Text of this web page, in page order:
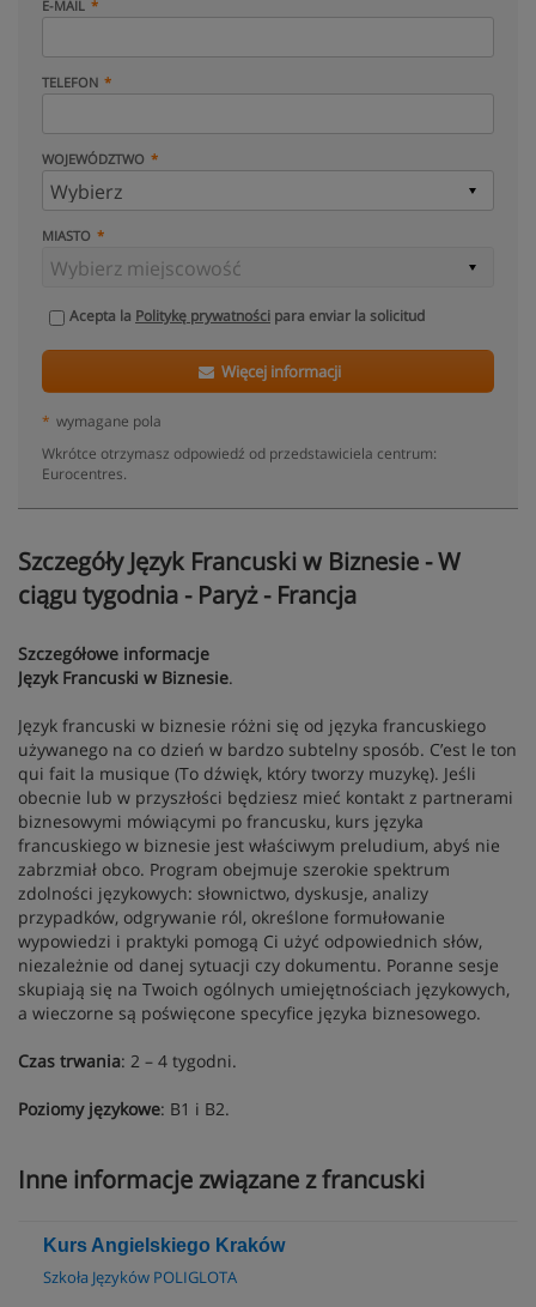
E-MAIL
TELEFON
WOJEWÓDZTWO
MIASTO
Acepta la Politykę prywatności para enviar la solicitud
Więcej informacji
* wymagane pola
Wkrótce otrzymasz odpowiedź od przedstawiciela centrum:
Eurocentres.
Szczegóły Język Francuski w Biznesie - W
ciągu tygodnia - Paryż - Francja
Szczegółowe informacje
Język Francuski w Biznesie.
Język francuski w biznesie różni się od języka francuskiego
używanego na co dzień w bardzo subtelny sposób. C’est le ton
qui fait la musique (To dźwięk, który tworzy muzykę). Jeśli
obecnie lub w przyszłości będziesz mieć kontakt z partnerami
biznesowymi mówiącymi po francusku, kurs języka
francuskiego w biznesie jest właściwym preludium, abyś nie
zabrzmiał obco. Program obejmuje szerokie spektrum
zdolności językowych: słownictwo, dyskusje, analizy
przypadków, odgrywanie ról, określone formułowanie
wypowiedzi i praktyki pomogą Ci użyć odpowiednich słów,
niezależnie od danej sytuacji czy dokumentu. Poranne sesje
skupiają się na Twoich ogólnych umiejętnościach językowych,
a wieczorne są poświęcone specyfice języka biznesowego.
Czas trwania: 2 – 4 tygodni.
Poziomy językowe: B1 i B2.
Inne informacje związane z francuski
Kurs Angielskiego Kraków
Szkoła Języków POLIGLOTA